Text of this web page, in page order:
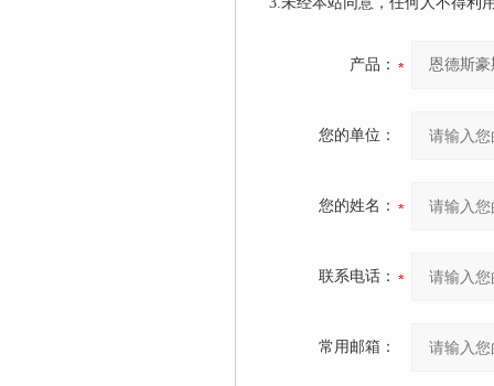
产品：
您的单位：
您的姓名：
联系电话：
常用邮箱：